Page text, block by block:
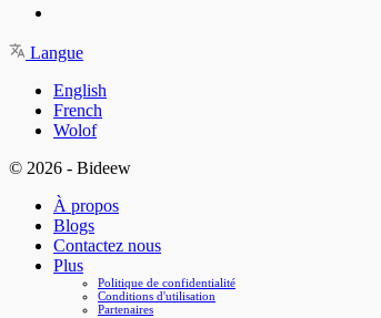
Langue
English
French
Wolof
© 2026 - Bideew
À propos
Blogs
Contactez nous
Plus
Politique de confidentialité
Conditions d'utilisation
Partenaires